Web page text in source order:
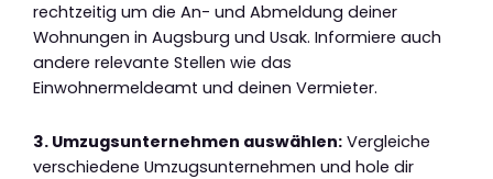
rechtzeitig um die An- und Abmeldung deiner
Wohnungen in Augsburg und Usak. Informiere auch
andere relevante Stellen wie das
Einwohnermeldeamt und deinen Vermieter.
3. Umzugsunternehmen auswählen: Vergleiche
verschiedene Umzugsunternehmen und hole dir